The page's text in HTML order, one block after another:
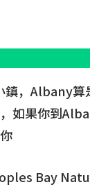
，Albany算
如果你到
Bay